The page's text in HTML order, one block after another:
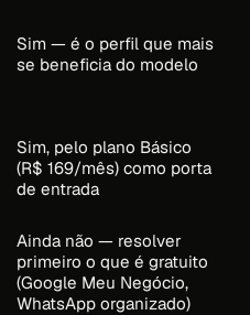
Sim — é o perfil que mais
se beneficia do modelo
Sim, pelo plano Básico
(R$ 169/mês) como porta
de entrada
Ainda não — resolver
primeiro o que é gratuito
(Google Meu Negócio,
WhatsApp organizado)